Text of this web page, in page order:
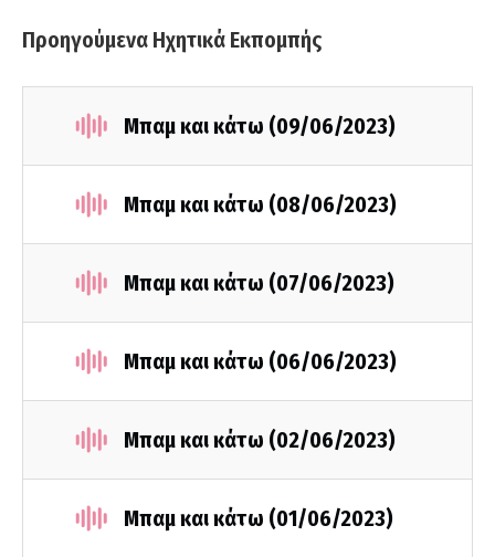
Προηγούμενα Ηχητικά Εκπομπής
Μπαμ και κάτω (09/06/2023)
Μπαμ και κάτω (08/06/2023)
Μπαμ και κάτω (07/06/2023)
Μπαμ και κάτω (06/06/2023)
Μπαμ και κάτω (02/06/2023)
Μπαμ και κάτω (01/06/2023)